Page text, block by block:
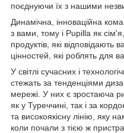
поєднуючи їх з нашими
Динамічна, інноваційна
з вами, тому і Pupilla як
продуктів, які
цінностей, які роблять для
У світлі сучасних і
стежать за тенденціями
мережі. У них є зростаюча
як у Туреччині, так і за
та високоякісну лінію, яку
коли почали з тією ж